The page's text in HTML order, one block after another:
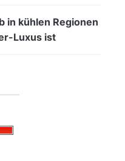
in kühlen Regionen
Luxus ist